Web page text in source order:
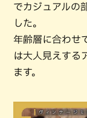
でカジュアルの
した。
年齢層に合わせ
は大人見えする
ます。